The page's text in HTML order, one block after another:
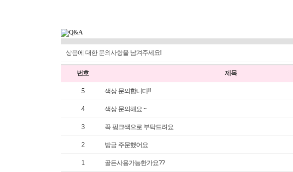
상품에 대한 문의사항을 남겨주세요!
번호 제목
5 색상 문의합니다!!
4 색상 문의해요 ~
3 꼭 핑크색으로 부탁드려요
2 방금 주문했어요
1 골든사용가능한가요??